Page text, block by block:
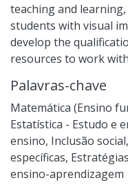
teaching and
students with visual
develop the
resources to work
Palavras-chave
Matemática (Ensino
Estatística - Estudo e
ensino, Inclusão social,
específicas,
ensino-aprendizagem